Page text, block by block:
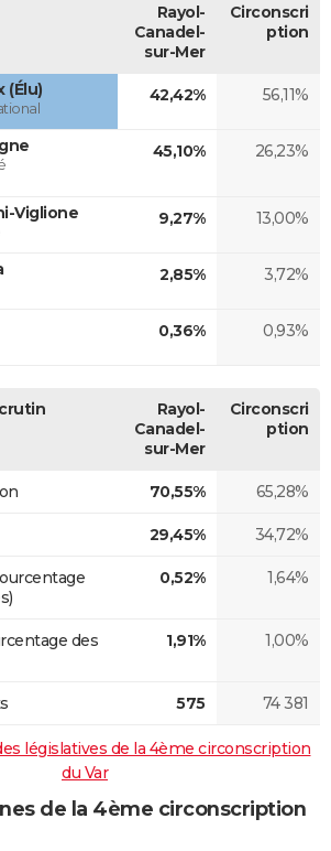
Rayol-
Canadel-
sur-Mer
Circonscri
ption
(Élu) 42,42% 56,11%
45,10% 26,23%
Viglione 9,27% 13,00%
2,85% 3,72%
0,36% 0,93%
Rayol-
Canadel-
sur-Mer
Circonscri
ption
70,55% 65,28%
29,45% 34,72%
0,52% 1,64%
des
1,91% 1,00%
575 74 381
législatives de la 4ème circonscription
du Var
de la 4ème circonscription